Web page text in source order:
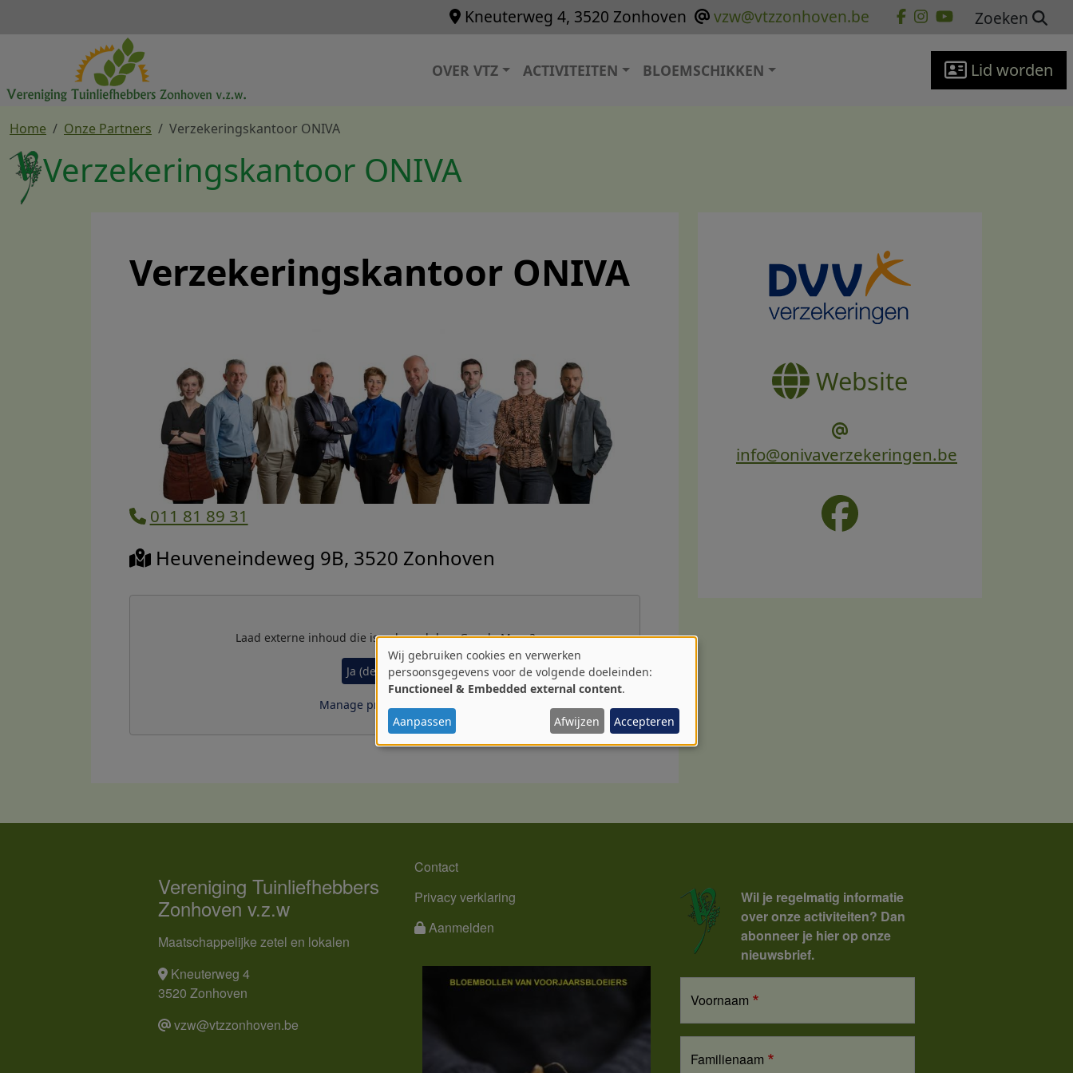
Kneuterweg 4, 3520 Zonhoven vzw@vtzzonhoven.be Zoeken
Hoofdnavigatie
OVER VTZ ACTIVITEITEN BLOEMSCHIKKEN Lid worden
Home Onze Partners Verzekeringskantoor ONIVA
Verzekeringskantoor ONIVA
Verzekeringskantoor ONIVA
011 81 89 31
Heuveneindeweg 9B, 3520 Zonhoven
Laad externe inhoud die is geleverd doorGoogle Maps?
Ja (deze keer)
Manage privacy settings
Website
info@onivaverzekeringen.be
Vereniging Tuinliefhebbers
Zonhoven v.z.w
Maatschappelijke zetel en lokalen
Kneuterweg 4
3520 Zonhoven
vzw@vtzzonhoven.be
MENU
Contact
Privacy verklaring
Aanmelden
Wil je regelmatig informatie
over onze activiteiten? Dan
abonneer je hier op onze
nieuwsbrief.
Voornaam
Familienaam
Gebruik
van
persoonsgegevens
Wij gebruiken cookies en verwerken
persoonsgegevens voor de volgende doeleinden:
Functioneel & Embedded external content.
Aanpassen Afwijzen Accepteren